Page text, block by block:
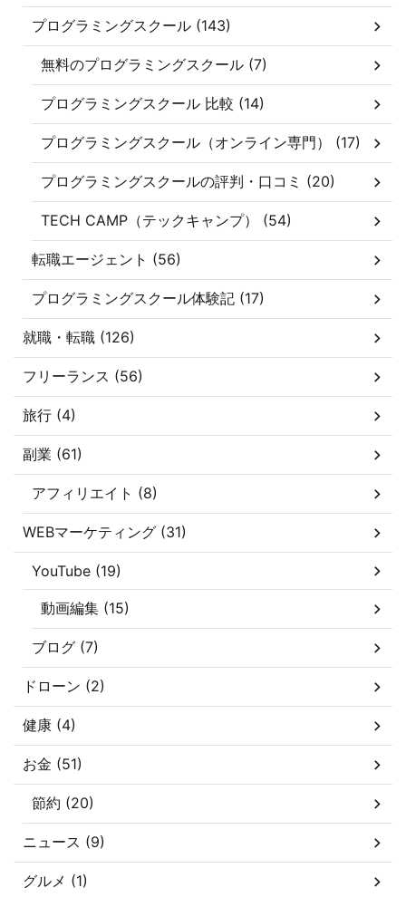
プログラミングスクール (143)
無料のプログラミングスクール (7)
プログラミングスクール 比較 (14)
プログラミングスクール（オンライン専門） (17)
プログラミングスクールの評判・口コミ (20)
TECH CAMP（テックキャンプ） (54)
転職エージェント (56)
プログラミングスクール体験記 (17)
就職・転職 (126)
フリーランス (56)
旅行 (4)
副業 (61)
アフィリエイト (8)
WEBマーケティング (31)
YouTube (19)
動画編集 (15)
ブログ (7)
ドローン (2)
健康 (4)
お金 (51)
節約 (20)
ニュース (9)
グルメ (1)